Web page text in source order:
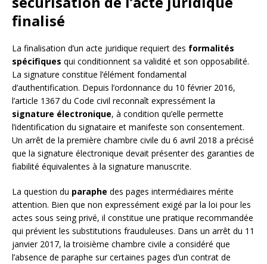
finalisé
La finalisation d’un acte juridique requiert des formalités
spécifiques qui conditionnent sa validité et son opposabilité.
La signature constitue l’élément fondamental
d’authentification. Depuis l’ordonnance du 10 février 2016,
l’article 1367 du Code civil reconnaît expressément la
signature électronique, à condition qu’elle permette
l’identification du signataire et manifeste son consentement.
Un arrêt de la première chambre civile du 6 avril 2018 a précisé
que la signature électronique devait présenter des garanties de
fiabilité équivalentes à la signature manuscrite.
La question du paraphe des pages intermédiaires mérite
attention. Bien que non expressément exigé par la loi pour les
actes sous seing privé, il constitue une pratique recommandée
qui prévient les substitutions frauduleuses. Dans un arrêt du 11
janvier 2017, la troisième chambre civile a considéré que
l’absence de paraphe sur certaines pages d’un contrat de